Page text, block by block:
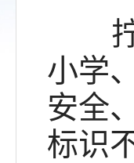
拧
小学
安全
标识